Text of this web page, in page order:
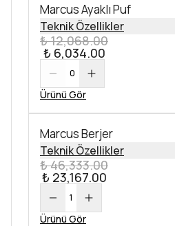
Marcus Ayaklı Puf
Teknik Özellikler
₺ 12,068.00
₺ 6,034.00
0
Ürünü Gör
Marcus Berjer
Teknik Özellikler
₺ 46,333.00
₺ 23,167.00
1
Ürünü Gör